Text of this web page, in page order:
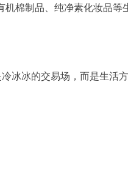
棉制品、纯净素化妆品
冰冰的交易场，而是生活